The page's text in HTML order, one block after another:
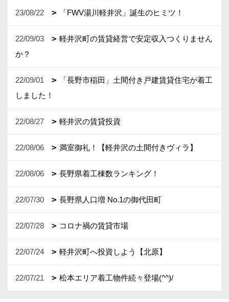
23/08/22 「FWV湯川軽井沢」誕生のヒミツ！
22/09/03
軽井沢町の賃貸経営で安定収入つくりません
か？
22/09/01
「長野市稲田」土間付き戸建賃貸住宅が着工
しました！
22/08/27 軽井沢の賃貸投資
22/08/06 満室御礼！【軽井沢の土間付きヴィラ】
22/08/06 長野県着工棟数ランキング！
22/07/30 長野県人口増 No.1の御代田町
22/07/28 コロナ禍の賃貸市場
22/07/24 軽井沢町へ投資しよう【北原】
22/07/21 松本エリア着工物件続々登場(^^)/